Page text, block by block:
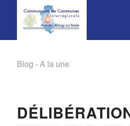
Blog - A la une